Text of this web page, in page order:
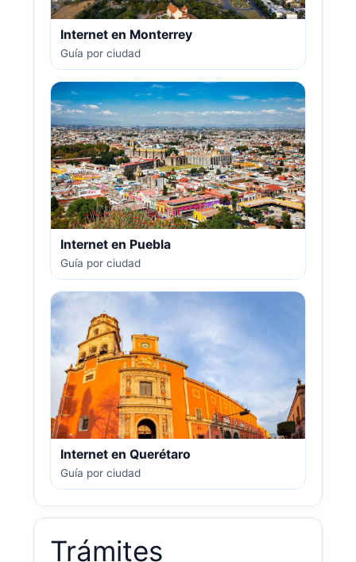
Internet en Monterrey
Guía por ciudad
Internet en Puebla
Guía por ciudad
Internet en Querétaro
Guía por ciudad
Trámites